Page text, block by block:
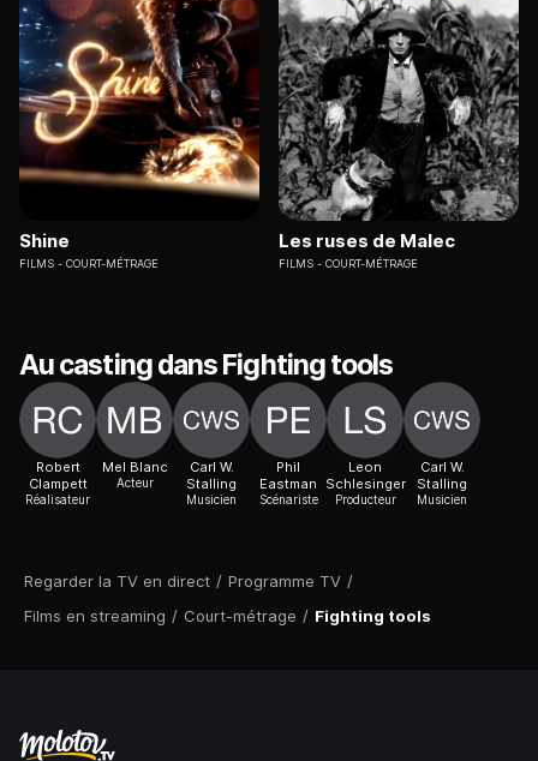
Regarder la TV en direct / Programme TV /
Films en streaming / Court-métrage / Fighting tools
Shine
FILMS COURT-MÉTRAGE
Les ruses de Malec
FILMS COURT-MÉTRAGE
Au casting dans Fighting tools
Robert
Clampett
Réalisateur
Mel Blanc
Acteur
Carl W.
Stalling
Musicien
Phil
Eastman
Scénariste
Leon
Schlesinger
Producteur
Carl W.
Stalling
Musicien